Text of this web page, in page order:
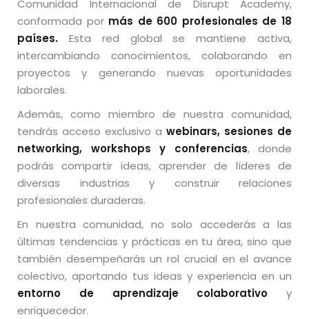
Comunidad Internacional de Disrupt Academy,
conformada por más de 600 profesionales de 18
países. Esta red global se mantiene activa,
intercambiando conocimientos, colaborando en
proyectos y generando nuevas oportunidades
laborales.
Además, como miembro de nuestra comunidad,
tendrás acceso exclusivo a webinars, sesiones de
networking, workshops y conferencias, donde
podrás compartir ideas, aprender de líderes de
diversas industrias y construir relaciones
profesionales duraderas.
En nuestra comunidad, no solo accederás a las
últimas tendencias y prácticas en tu área, sino que
también desempeñarás un rol crucial en el avance
colectivo, aportando tus ideas y experiencia en un
entorno de aprendizaje colaborativo y
enriquecedor.